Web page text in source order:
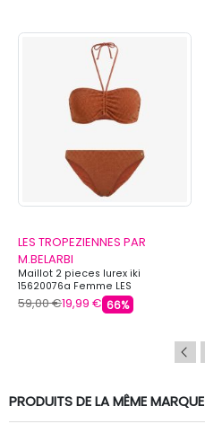
LES TROPEZIENNES PAR
M.BELARBI
Maillot 2 pieces lurex iki
15620076a Femme LES
TROPEZIENNES PAR M.BELARBI
59,00 €19,99 € 66%
PRODUITS DE LA MÊME MARQUE